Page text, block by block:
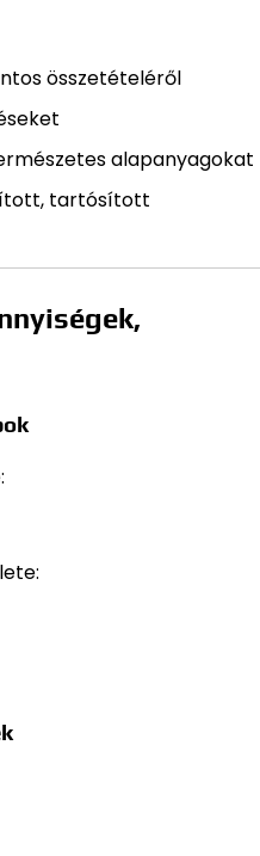
összetételéről
alapanyagokat
tartósított